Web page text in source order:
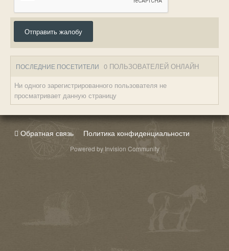
Отправить жалобу
ПОСЛЕДНИЕ ПОСЕТИТЕЛИ 0 ПОЛЬЗОВАТЕЛЕЙ ОНЛАЙН
Ни одного зарегистрированного пользователя не
просматривает данную страницу
Обратная связь Политика конфиденциальности
Powered by Invision Community